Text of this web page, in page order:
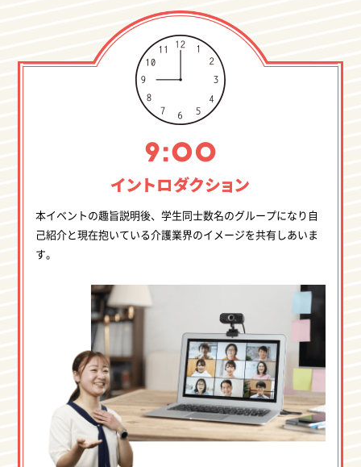
イントロダクション
本イベントの趣旨説明後、学生同士数名のグループになり自
己紹介と現在抱いている介護業界のイメージを共有しあいま
す。